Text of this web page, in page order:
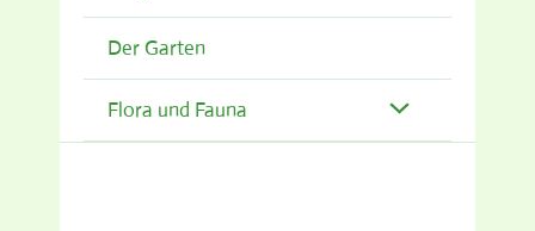
Der Garten
Flora und Fauna